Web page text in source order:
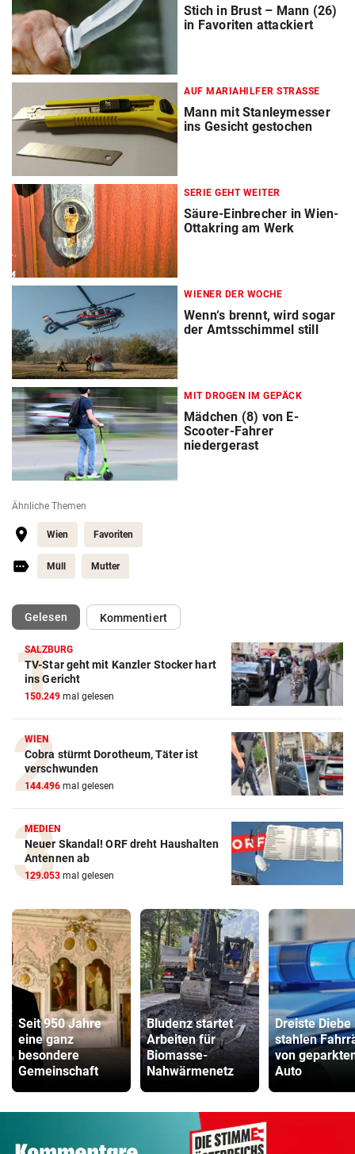
Stich in Brust – Mann (26)
in Favoriten attackiert
AUF MARIAHILFER STRASSE
Mann mit Stanleymesser
ins Gesicht gestochen
SERIE GEHT WEITER
Säure-Einbrecher in Wien-
Ottakring am Werk
WIENER DER WOCHE
Wenn‘s brennt, wird sogar
der Amtsschimmel still
MIT DROGEN IM GEPÄCK
Mädchen (8) von E-
Scooter-Fahrer
niedergerast
Ähnliche Themen
Wien Favoriten
Müll Mutter
Gelesen(ausgewählt)Kommentiert
SALZBURG
TV-Star geht mit Kanzler Stocker hart
ins Gericht
150.249 mal gelesen
WIEN
Cobra stürmt Dorotheum, Täter ist
verschwunden
144.496 mal gelesen
MEDIEN
Neuer Skandal! ORF dreht Haushalten
Antennen ab
129.053 mal gelesen
Seit 950 Jahre
eine ganz
besondere
Gemeinschaft
Bludenz startet
Arbeiten für
Biomasse-
Nahwärmenetz
Dreiste Diebe
stahlen
von
Auto